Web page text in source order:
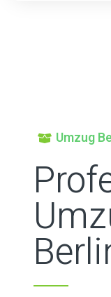
Umzug